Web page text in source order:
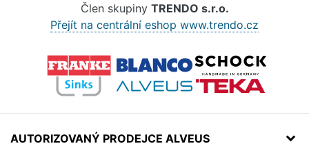
Člen skupiny TRENDO s.r.o.
Přejít na centrální eshop www.trendo.cz
AUTORIZOVANÝ PRODEJCE ALVEUS